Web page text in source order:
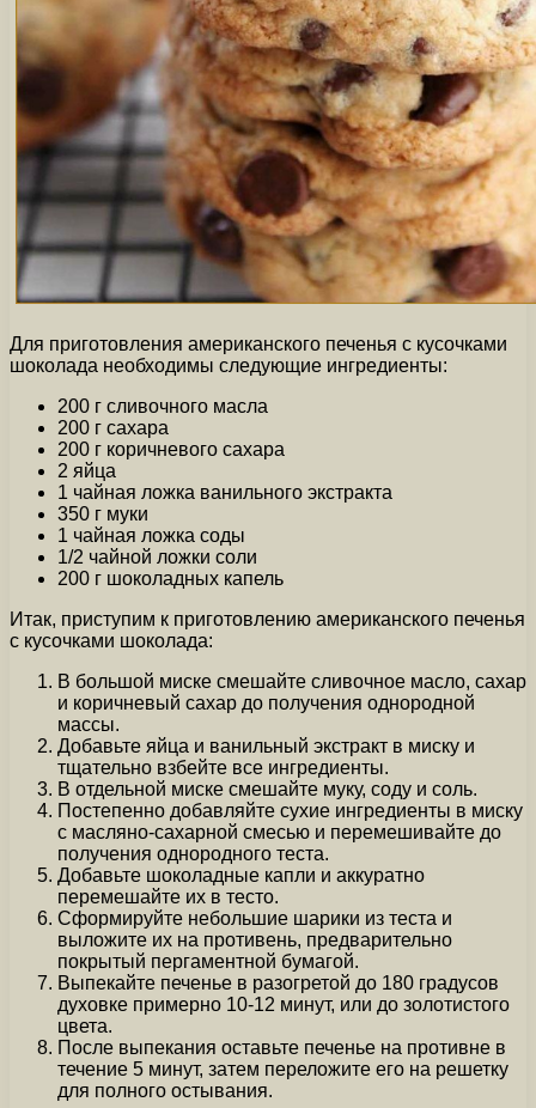
Для приготовления американского печенья с кусочками
шоколада необходимы следующие ингредиенты:
200 г сливочного масла
200 г сахара
200 г коричневого сахара
2 яйца
1 чайная ложка ванильного экстракта
350 г муки
1 чайная ложка соды
1/2 чайной ложки соли
200 г шоколадных капель
Итак, приступим к приготовлению американского печенья
с кусочками шоколада:
В большой миске смешайте сливочное масло, сахар
и коричневый сахар до получения однородной
массы.
Добавьте яйца и ванильный экстракт в миску и
тщательно взбейте все ингредиенты.
В отдельной миске смешайте муку, соду и соль.
Постепенно добавляйте сухие ингредиенты в миску
с масляно-сахарной смесью и перемешивайте до
получения однородного теста.
Добавьте шоколадные капли и аккуратно
перемешайте их в тесто.
Сформируйте небольшие шарики из теста и
выложите их на противень, предварительно
покрытый пергаментной бумагой.
Выпекайте печенье в разогретой до 180 градусов
духовке примерно 10-12 минут, или до золотистого
цвета.
После выпекания оставьте печенье на противне в
течение 5 минут, затем переложите его на решетку
для полного остывания.